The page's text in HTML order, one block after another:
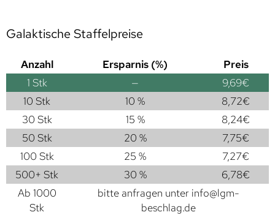
Galaktische Staffelpreise
Anzahl Ersparnis (%)
Preis
1 Stk — 9,69€
10 Stk
10 % 8,72€
30 Stk
15 % 8,24€
50 Stk
20 % 7,75€
100 Stk
25 % 7,27€
500+ Stk
30 % 6,78€
Ab 1000
Stk
bitte anfragen unter info@lgm-
beschlag.de